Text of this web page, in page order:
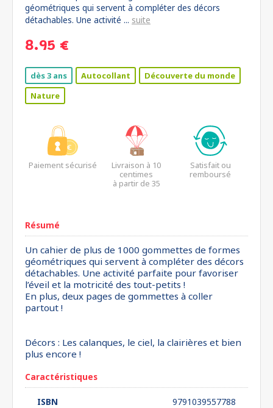
géométriques qui servent à compléter des décors
détachables. Une activité ... suite
8.95 €
dès 3 ans Autocollant
Découverte du monde
Nature
Paiement sécurisé
Livraison à 10
centimes
à partir de 35
Satisfait ou
remboursé
Résumé
Un cahier de plus de 1000 gommettes de formes
géométriques qui servent à compléter des décors
détachables. Une activité parfaite pour favoriser
l’éveil et la motricité des tout-petits !
En plus, deux pages de gommettes à coller
partout !
Décors : Les calanques, le ciel, la clairières et bien
plus encore !
Caractéristiques
ISBN
9791039557788